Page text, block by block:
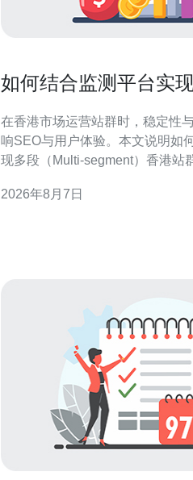
如何结合监测平台实
在香港市场运营站群时，稳定性
响SEO与用户体验。本文说明如
现多段（Multi-segment）香港站
支持持续优化与快速恢复。 为什么需要针对香港站群
2026年8月7日